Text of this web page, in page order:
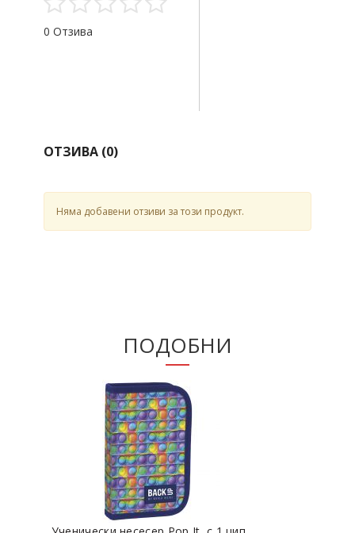
0 Отзива
ОТЗИВА (0)
Няма добавени отзиви за този продукт.
ПОДОБНИ